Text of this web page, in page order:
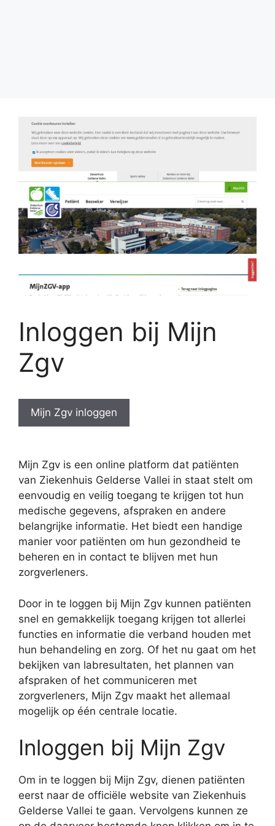
Inloggen bij Mijn
Zgv
Mijn Zgv inloggen
Mijn Zgv is een online platform dat patiënten
van Ziekenhuis Gelderse Vallei in staat stelt om
eenvoudig en veilig toegang te krijgen tot hun
medische gegevens, afspraken en andere
belangrijke informatie. Het biedt een handige
manier voor patiënten om hun gezondheid te
beheren en in contact te blijven met hun
zorgverleners.
Door in te loggen bij Mijn Zgv kunnen patiënten
snel en gemakkelijk toegang krijgen tot allerlei
functies en informatie die verband houden met
hun behandeling en zorg. Of het nu gaat om het
bekijken van labresultaten, het plannen van
afspraken of het communiceren met
zorgverleners, Mijn Zgv maakt het allemaal
mogelijk op één centrale locatie.
Inloggen bij Mijn Zgv
Om in te loggen bij Mijn Zgv, dienen patiënten
eerst naar de officiële website van Ziekenhuis
Gelderse Vallei te gaan. Vervolgens kunnen ze